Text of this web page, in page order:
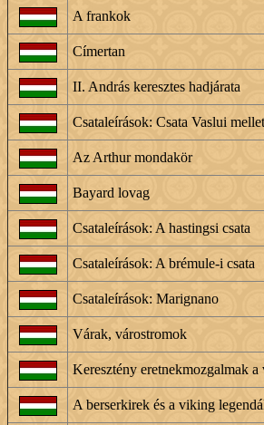
A frankok
Címertan
II. András keresztes hadjárata
Csataleírások: Csata Vaslui
Az Arthur mondakör
Bayard lovag
Csataleírások: A hastingsi csata
Csataleírások: A brémule-i csata
Csataleírások: Marignano
Várak, várostromok
Keresztény eretnekmozgalmak
A berserkirek és a viking